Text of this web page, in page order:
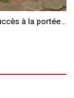
à la portée...